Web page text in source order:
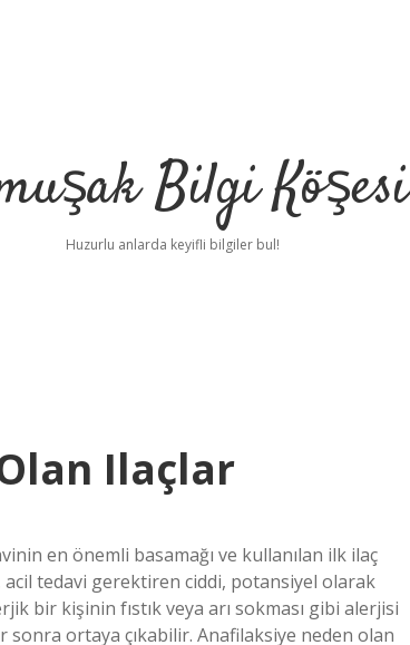
Bilgi Köşesi
Huzurlu anlarda keyifli bilgiler bul!
Ilaçlar
en önemli basamağı ve kullanılan ilk ilaç
acil tedavi gerektiren ciddi, potansiyel olarak
bir kişinin fıstık veya arı sokması gibi alerjisi
ortaya çıkabilir. Anafilaksiye neden olan